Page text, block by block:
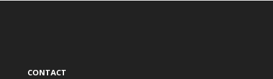
CONTACT